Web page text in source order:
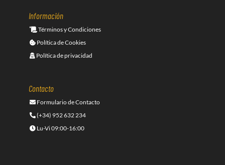
Información
Términos y Condiciones
Política de Cookies
Política de privacidad
Contacto
Formulario de Contacto
(+34) 952 632 234
Lu-Vi 09:00-16:00